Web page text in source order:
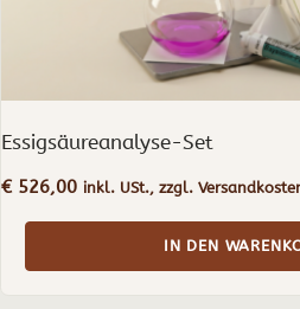
Essigsäureanalyse-Set
€526,00 inkl. USt., zzgl.
IN DEN